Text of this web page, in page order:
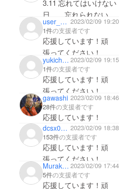
3.11 忘れてはいけない
日 忘れられない日
少額ですが 応援させ
て下さい
これからも 見守って
います 頑張って下さ
user_781b3ce66654 2023/02/09 19:20
1件の支援者です
応援しています！頑
張ってください！
yukichikimin 2023/02/09 19:15
1件の支援者です
応援しています！頑
張ってください！
gawashi 2023/02/09 18:46
28件の支援者です
応援しています！
dcsx0123 2023/02/09 18:38
153件の支援者です
応援しています！頑
張ってください！
Murakami_Norimitsu 2023/02/09 17:44
5件の支援者です
応援しています！頑